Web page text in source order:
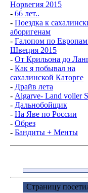
Норвегия 2015
- 66 лет..
- Поездка к
аборигенам
- Галопом по
Швеция 2015
- От Крильона до
- Как я побывал на
сахалинской Каторге
- Драйв лета
- Аlgarve- Land voller
- Дальнобойщик
- На Яве по России
- Обрез
- Бандиты + Менты
Страницу